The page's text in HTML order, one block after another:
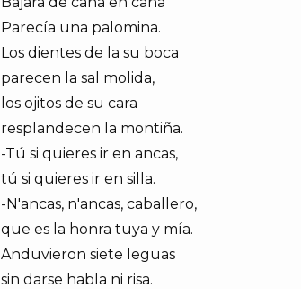
Parecía una palomina.
Los dientes de la su boca
parecen la sal molida,
los ojitos de su cara
resplandecen la montiña.
-Tú si quieres ir en ancas,
tú si quieres ir en silla.
-N'ancas, n'ancas, caballero,
que es la honra tuya y mía.
Anduvieron siete leguas
sin darse habla ni risa.